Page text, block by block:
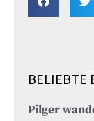
BELIEBTE
Pilger